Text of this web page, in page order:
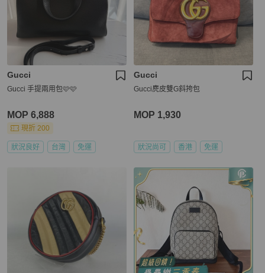
Gucci
Gucci 手提兩用包🩷🩷
MOP 6,888
現折 200
狀況良好 台灣 免運
Gucci
Gucci麂皮雙G斜挎包
MOP 1,930
狀況尚可 香港 免運